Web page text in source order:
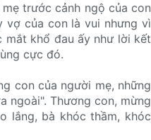
trước cảnh ngộ của con
vợ của con là vui nhưng vì
mắt khổ đau ấy như lời kết
cực đó.
con của người mẹ, những
ngoài". Thương con, mừng
lắng, bà khóc thầm, khóc